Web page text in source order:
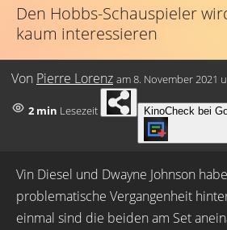
Den Hobbs-Schauspieler
kaum interessieren
Von Pierre Lorenz am8. November 2021
2 min Lesezeit KinoCheck bei
Vin Diesel und Dwayne Johnson
problematische Vergangenheit
einmal sind die beiden am Set